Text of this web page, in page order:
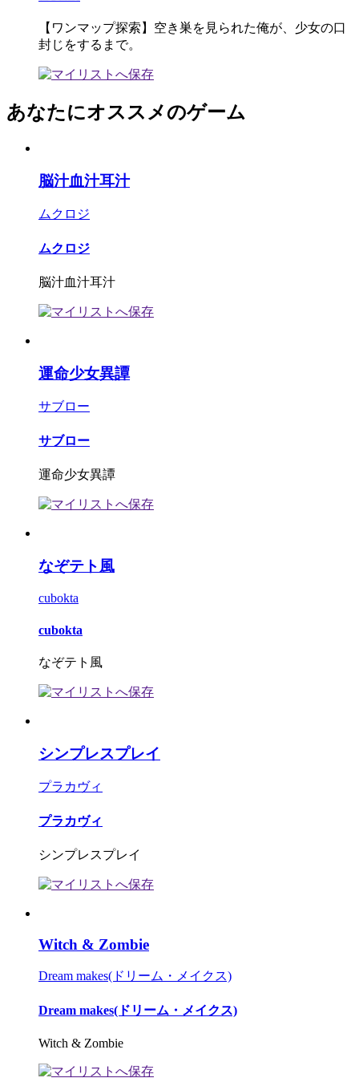
【ワンマップ探索】空き巣を見られた俺が、少女の口
封じをするまで。
あなたにオススメのゲーム
脳汁血汁耳汁
ムクロジ
ムクロジ
脳汁血汁耳汁
運命少女異譚
サブロー
サブロー
運命少女異譚
なぞテト風
cubokta
cubokta
なぞテト風
シンプレスプレイ
プラカヴィ
プラカヴィ
シンプレスプレイ
Witch & Zombie
Dream makes(ドリーム・メイクス)
Dream makes(ドリーム・メイクス)
Witch & Zombie